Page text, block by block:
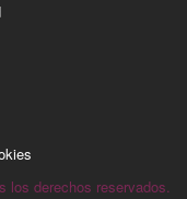
los derechos reservados.